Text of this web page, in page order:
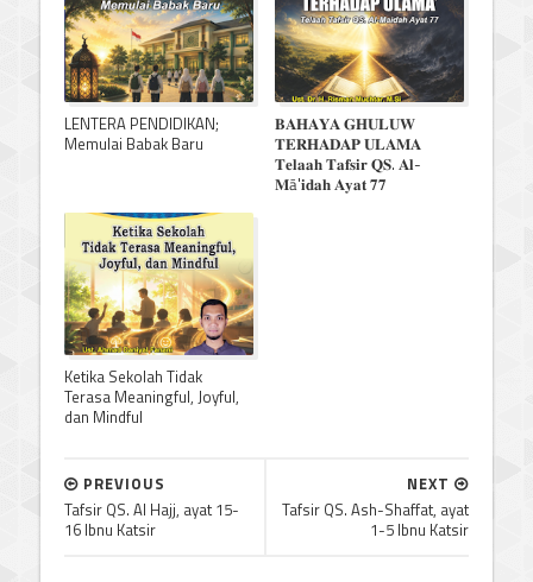
LENTERA PENDIDIKAN;
Memulai Babak Baru
𝐁𝐀𝐇𝐀𝐘𝐀 𝐆𝐇𝐔𝐋𝐔𝐖
𝐓𝐄𝐑𝐇𝐀𝐃𝐀𝐏 𝐔𝐋𝐀𝐌𝐀
𝐓𝐞𝐥𝐚𝐚𝐡 𝐓𝐚𝐟𝐬𝐢𝐫 𝐐𝐒. 𝐀𝐥-
𝐌ā'𝐢𝐝𝐚𝐡 𝐀𝐲𝐚𝐭 𝟕𝟕
Ketika Sekolah Tidak
Terasa Meaningful, Joyful,
dan Mindful
NEXT
Tafsir QS. Ash-Shaffat, ayat
1-5 Ibnu Katsir
PREVIOUS
Tafsir QS. Al Hajj, ayat 15-
16 Ibnu Katsir